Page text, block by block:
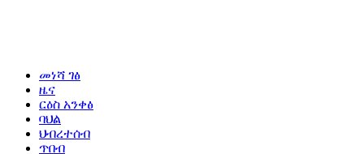
መነሻ ገፅ
ዜና
ርዕስ አንቀፅ
ባህል
ህብረተሰብ
ጥበብ